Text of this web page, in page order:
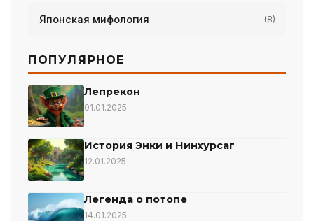
Японская мифология (8)
ПОПУЛЯРНОЕ
Лепрекон
01.01.2025
История Энки и Нинхурсаг
12.01.2025
Легенда о потопе
14.01.2025